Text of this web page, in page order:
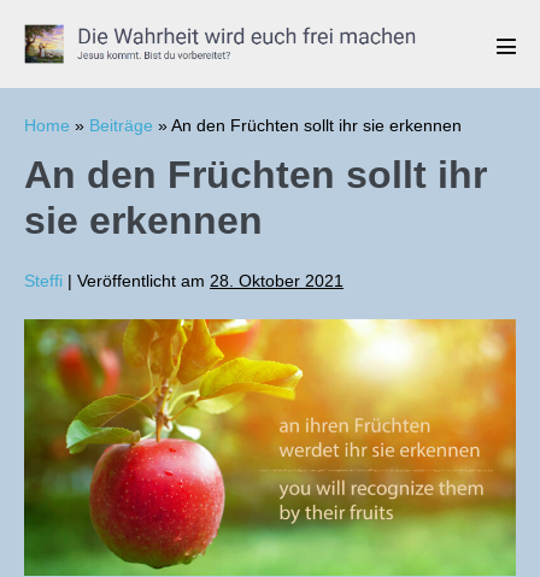
Inhalt
Home » Beiträge »An den Früchten sollt ihr sie erkennen
An den Früchten sollt ihr
sie erkennen
Steffi | Veröffentlicht am 28. Oktober 2021